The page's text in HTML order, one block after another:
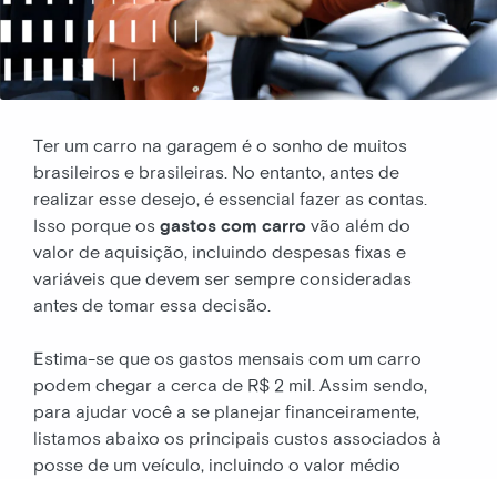
Ter um carro na garagem é o sonho de muitos
brasileiros e brasileiras. No entanto, antes de
realizar esse desejo, é essencial fazer as contas.
Isso porque os gastos com carro vão além do
valor de aquisição, incluindo despesas fixas e
variáveis que devem ser sempre consideradas
antes de tomar essa decisão.
Estima-se que os gastos mensais com um carro
podem chegar a cerca de R$ 2 mil. Assim sendo,
para ajudar você a se planejar financeiramente,
listamos abaixo os principais custos associados à
posse de um veículo, incluindo o valor médio